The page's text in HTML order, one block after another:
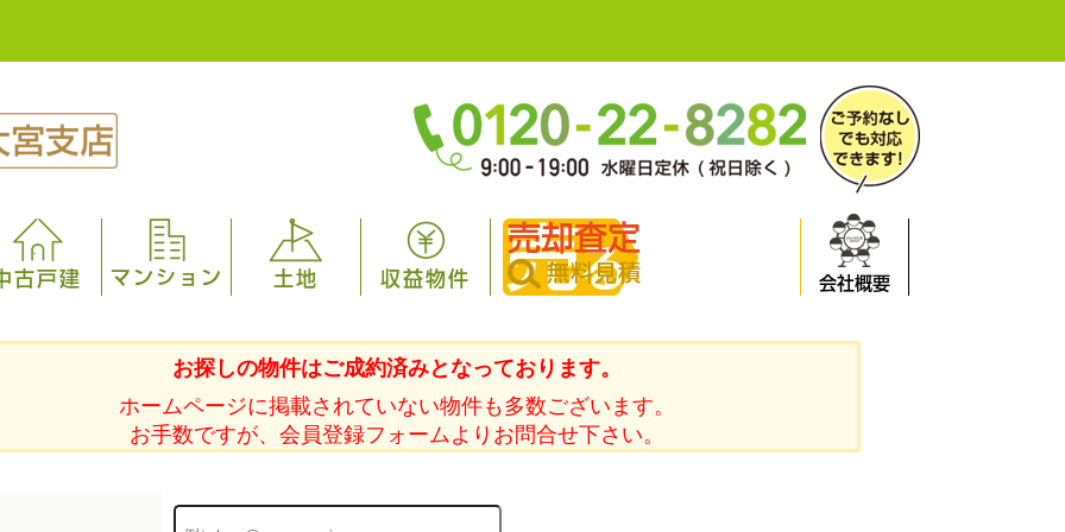
古戸建 マンション 土地 収益物件
売却査定
無料見積 会社概要
お探しの物件はご成約済みとなっております。
ホームページに掲載されていない物件も多数ございます。
お手数ですが、会員登録フォームよりお問合せ下さい。